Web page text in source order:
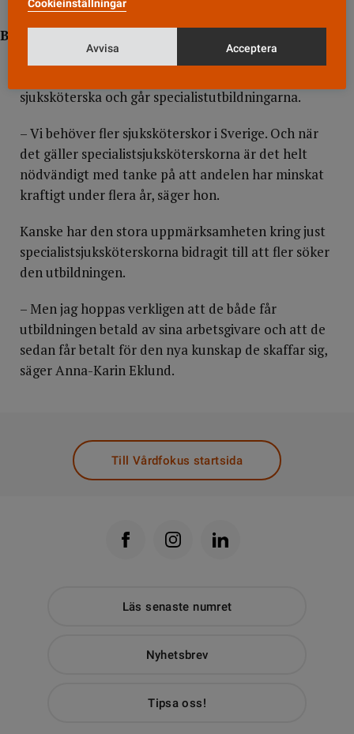
Betald utbildning?
Vårdförbundets ordförande Anna-Karin Eklund är
sjuksköterska och går specialistutbildningarna.
– Vi behöver fler sjuksköterskor i Sverige. Och när
det gäller specialistsjuksköterskorna är det helt
nödvändigt med tanke på att andelen har minskat
kraftigt under flera år, säger hon.
Kanske har den stora uppmärksamheten kring just
specialistsjuksköterskorna bidragit till att fler söker
den utbildningen.
– Men jag hoppas verkligen att de både får
utbildningen betald av sina arbetsgivare och att de
sedan får betalt för den nya kunskap de skaffar sig,
säger Anna-Karin Eklund.
Till Vårdfokus startsida
Läs senaste numret
Nyhetsbrev
Tipsa oss!
Cookieinställningar
Avvisa Acceptera